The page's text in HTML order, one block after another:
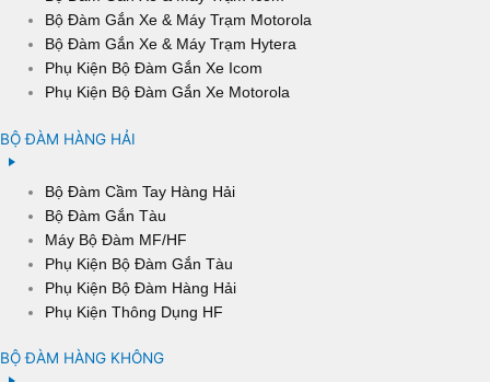
Bộ Đàm Gắn Xe & Máy Trạm Motorola
Bộ Đàm Gắn Xe & Máy Trạm Hytera
Phụ Kiện Bộ Đàm Gắn Xe Icom
Phụ Kiện Bộ Đàm Gắn Xe Motorola
BỘ ĐÀM HÀNG HẢI
Bộ Đàm Cầm Tay Hàng Hải
Bộ Đàm Gắn Tàu
Máy Bộ Đàm MF/HF
Phụ Kiện Bộ Đàm Gắn Tàu
Phụ Kiện Bộ Đàm Hàng Hải
Phụ Kiện Thông Dụng HF
BỘ ĐÀM HÀNG KHÔNG